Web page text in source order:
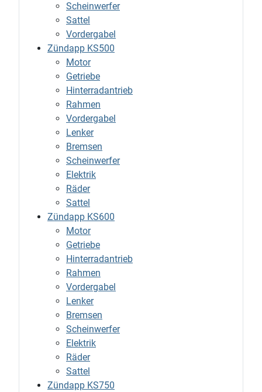
Scheinwerfer
Sattel
Vordergabel
Zündapp KS500
Motor
Getriebe
Hinterradantrieb
Rahmen
Vordergabel
Lenker
Bremsen
Scheinwerfer
Elektrik
Räder
Sattel
Zündapp KS600
Motor
Getriebe
Hinterradantrieb
Rahmen
Vordergabel
Lenker
Bremsen
Scheinwerfer
Elektrik
Räder
Sattel
Zündapp KS750